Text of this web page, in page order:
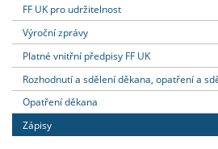
FF UK pro udržitelnost
Výroční zprávy
Platné vnitřní předpisy FF UK
Rozhodnutí a sdělení děkana, opatření a
Opatření děkana
Zápisy